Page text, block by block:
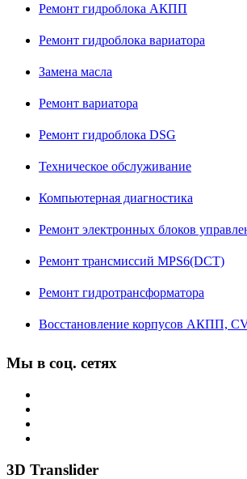
Ремонт гидроблока АКПП
Ремонт гидроблока вариатора
Замена масла
Ремонт вариатора
Ремонт гидроблока DSG
Техническое обслуживание
Компьютерная диагностика
Ремонт электронных блоков
Ремонт трансмиссий MPS6(DCT)
Ремонт гидротрансформатора
Восстановление корпусов АКПП,
Мы в соц. сетях
3D Translider